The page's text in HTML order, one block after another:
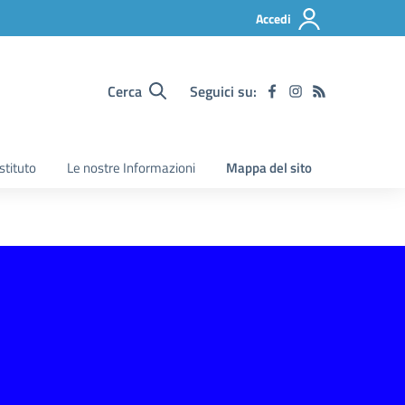
Accedi
Cerca Seguici su:
Le nostre Informazioni Mappa del sito